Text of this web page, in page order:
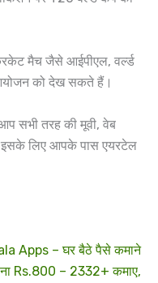
मैच जैसे आईपीएल, वर्ल्ड
को देख सकते हैं।
सभी तरह की मूवी, वेब
इसके लिए आपके पास एयरटेल
Apps – घर बैठे पैसे कमाने
Rs.800 – 2332+ कमाए,